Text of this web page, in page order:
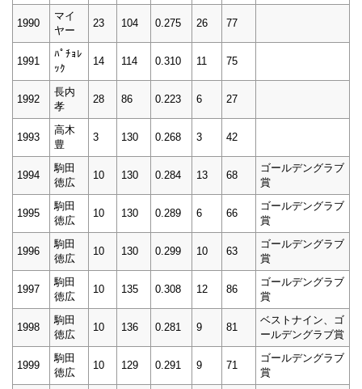
1990
マイ
ヤー
23 104 0.275 26 77
1991
ﾊﾟﾁｮﾚ
ｯｸ
14 114 0.310 11 75
1992
長内
孝
28 86 0.223 6 27
1993
高木
豊
3 130 0.268 3 42
1994
駒田
徳広
10 130 0.284 13 68
ゴールデングラブ
賞
1995
駒田
徳広
10 130 0.289 6 66
ゴールデングラブ
賞
1996
駒田
徳広
10 130 0.299 10 63
ゴールデングラブ
賞
1997
駒田
徳広
10 135 0.308 12 86
ゴールデングラブ
賞
1998
駒田
徳広
10 136 0.281 9 81
ベストナイン、ゴ
ールデングラブ賞
1999
駒田
徳広
10 129 0.291 9 71
ゴールデングラブ
賞